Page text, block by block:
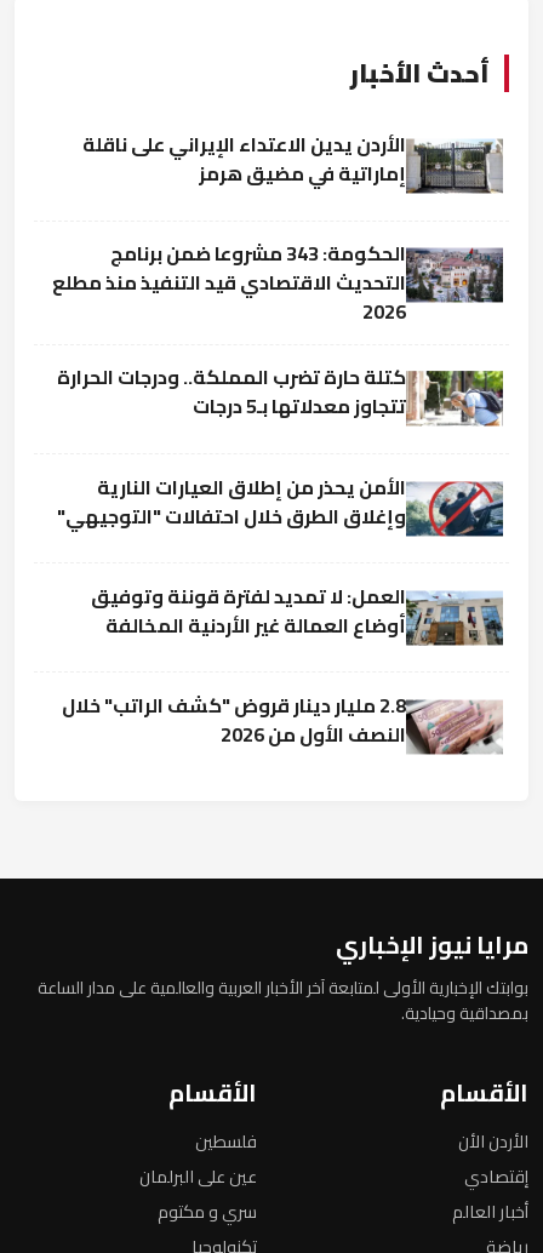
أحدث الأخبار
الأردن يدين الاعتداء الإيراني على ناقلة
إماراتية في مضيق هرمز
الحكومة: 343 مشروعا ضمن برنامج
التحديث الاقتصادي قيد التنفيذ منذ مطلع
2026
كتلة حارة تضرب المملكة.. ودرجات الحرارة
تتجاوز معدلاتها بـ5 درجات
الأمن يحذر من إطلاق العيارات النارية
وإغلاق الطرق خلال احتفالات "التوجيهي"
العمل: لا تمديد لفترة قوننة وتوفيق
أوضاع العمالة غير الأردنية المخالفة
2.8 مليار دينار قروض "كشف الراتب" خلال
النصف الأول من 2026
مرايا نيوز الإخباري
بوابتك الإخبارية الأولى لمتابعة آخر الأخبار العربية والعالمية على مدار الساعة
بمصداقية وحيادية.
الأقسام
الأردن الأن
إقتصادي
أخبار العالم
رياضة
الأقسام
فلسطين
عين على البرلمان
سري و مكتوم
تكنولوجيا